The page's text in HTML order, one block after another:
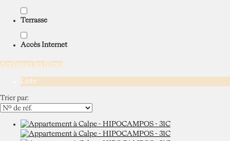
Terrasse
Accès Internet
Appliquer les filtres
Liste
Trier par: